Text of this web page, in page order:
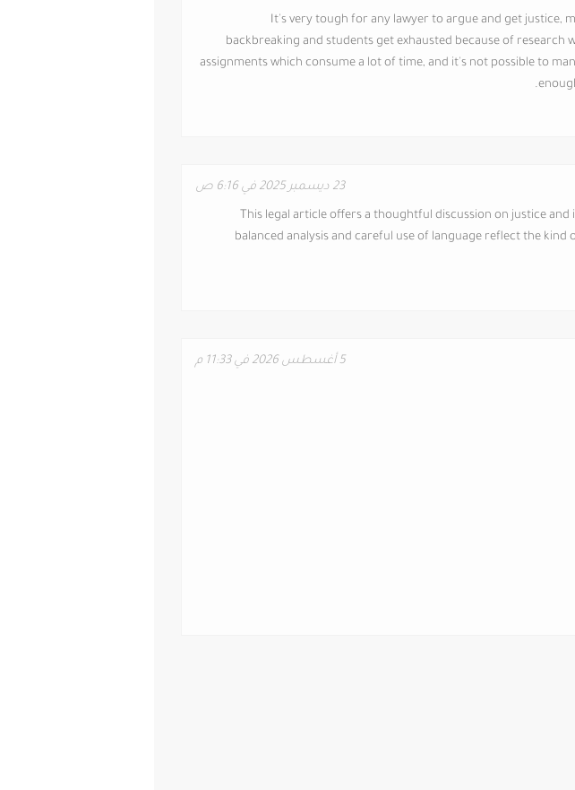
It's very tough for any lawyer to argue and get justice,
backbreaking and students get exhausted because of
assignments which consume a lot of time, and it's not possible to
23 ديسمبر 2025 في 6:16 ص
This legal article offers a thoughtful discussion on justice
balanced analysis and careful use of language reflect the
5 أغسطس 2026 في 11:33 م